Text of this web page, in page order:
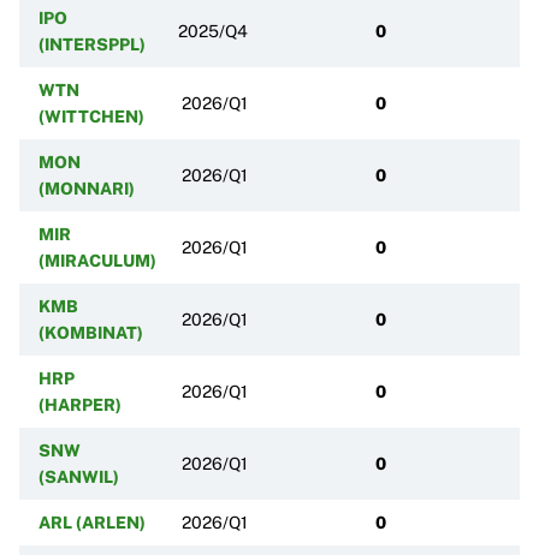
IPO
(INTERSPPL)
2025/Q4 0
WTN
(WITTCHEN)
2026/Q1 0
MON
(MONNARI)
2026/Q1 0
MIR
(MIRACULUM)
2026/Q1 0
KMB
(KOMBINAT)
2026/Q1 0
HRP
(HARPER)
2026/Q1 0
SNW
(SANWIL)
2026/Q1 0
ARL (ARLEN) 2026/Q1 0